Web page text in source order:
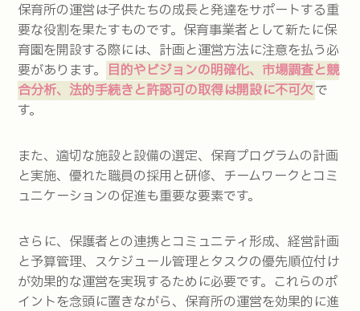
保育所の運営は子供たちの成長と発達をサポートする重
要な役割を果たすものです。保育事業者として新たに保
育園を開設する際には、計画と運営方法に注意を払う必
要があります。 目的やビジョンの明確化、市場調査と競
合分析、法的手続きと許認可の取得は開設に不可欠で
す。
また、適切な施設と設備の選定、保育プログラムの計画
と実施、優れた職員の採用と研修、チームワークとコミ
ュニケーションの促進も重要な要素です。
さらに、保護者との連携とコミュニティ形成、経営計画
と予算管理、スケジュール管理とタスクの優先順位付け
が効果的な運営を実現するために必要です。これらのポ
イントを念頭に置きながら、保育所の運営を効果的に進